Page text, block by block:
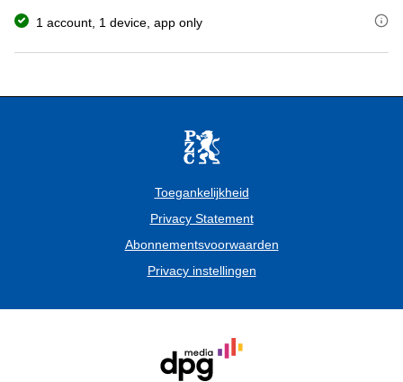
Trouw
1 account, 1 device, app only
Met jouw abonnement heb je toegang tot de nieuwsapp van de
Toegankelijkheid
Privacy Statement
Abonnementsvoorwaarden
Privacy instellingen